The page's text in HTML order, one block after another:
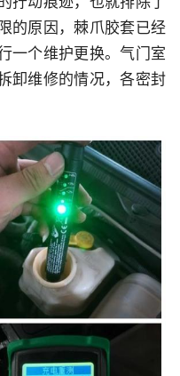
的原因，棘爪胶套已经
一个维护更换。气门室
卸维修的情况，各密封